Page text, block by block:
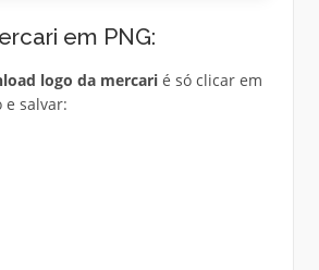
em PNG:
logo da mercarié só clicar em
e salvar: